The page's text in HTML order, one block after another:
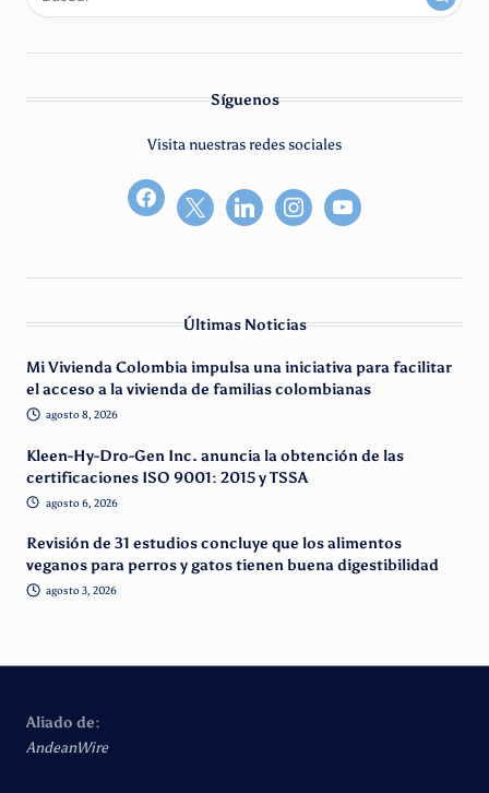
Síguenos
Visita nuestras redes sociales
facebook2
Últimas Noticias
Mi Vivienda Colombia impulsa una iniciativa para facilitar
el acceso a la vivienda de familias colombianas
agosto 8, 2026
Kleen-Hy-Dro-Gen Inc. anuncia la obtención de las
certificaciones ISO 9001: 2015 y TSSA
agosto 6, 2026
Revisión de 31 estudios concluye que los alimentos
veganos para perros y gatos tienen buena digestibilidad
agosto 3, 2026
Aliado de:
AndeanWire